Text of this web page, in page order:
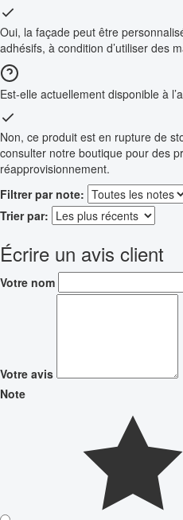
Oui, la façade peut être
adhésifs, à condition d’utiliser des
Est-elle actuellement disponible à
Non, ce produit est en rupture de
consulter notre boutique pour des
réapprovisionnement.
Filtrer par note:
Trier par:
Écrire un avis client
Votre nom
Votre avis
Note